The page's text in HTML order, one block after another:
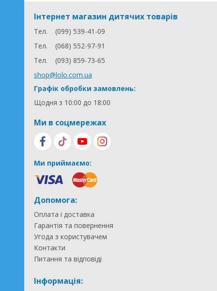
Інтернет магазин дитячих товарів
Тел.
(099) 539-41-09
Тел.
(068) 552-97-91
Тел.
(093) 859-73-65
shop@lolo.com.ua
Графік обробки замовлень:
Щодня з 10:00 до 18:00
Ми в соцмережах
Ми приймаємо:
Допомога:
Оплата і доставка
Гарантія та повернення
Угода з користувачем
Контакти
Питання та відповіді
Інформація: